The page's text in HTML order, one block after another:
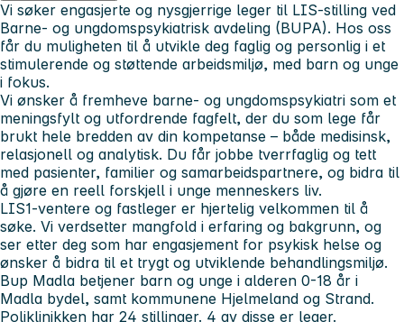
Vi søker engasjerte og nysgjerrige leger til LIS-stilling ved
Barne- og ungdomspsykiatrisk avdeling (BUPA). Hos oss
får du muligheten til å utvikle deg faglig og personlig i et
stimulerende og støttende arbeidsmiljø, med barn og unge
i fokus.
Vi ønsker å fremheve barne- og ungdomspsykiatri som et
meningsfylt og utfordrende fagfelt, der du som lege får
brukt hele bredden av din kompetanse – både medisinsk,
relasjonell og analytisk. Du får jobbe tverrfaglig og tett
med pasienter, familier og samarbeidspartnere, og bidra til
å gjøre en reell forskjell i unge menneskers liv.
LIS1-ventere og fastleger er hjertelig velkommen til å
søke. Vi verdsetter mangfold i erfaring og bakgrunn, og
ser etter deg som har engasjement for psykisk helse og
ønsker å bidra til et trygt og utviklende behandlingsmiljø.
Bup Madla betjener barn og unge i alderen 0-18 år i
Madla bydel, samt kommunene Hjelmeland og Strand.
Poliklinikken har 24 stillinger. 4 av disse er leger.